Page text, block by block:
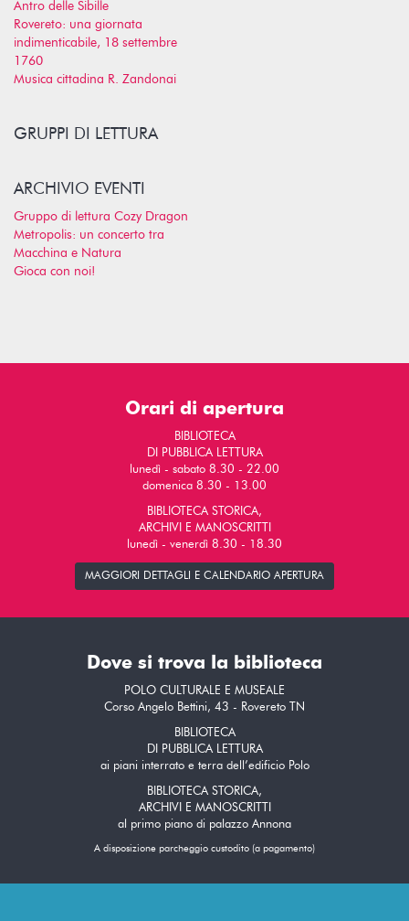
Antro delle Sibille
Rovereto: una giornata
indimenticabile, 18 settembre
1760
Musica cittadina R. Zandonai
GRUPPI DI LETTURA
ARCHIVIO EVENTI
Gruppo di lettura Cozy Dragon
Metropolis: un concerto tra
Macchina e Natura
Gioca con noi!
Orari di apertura
BIBLIOTECA
DI PUBBLICA LETTURA
lunedì - sabato 8.30 - 22.00
domenica 8.30 - 13.00
BIBLIOTECA STORICA,
ARCHIVI E MANOSCRITTI
lunedì - venerdì 8.30 - 18.30
MAGGIORI DETTAGLI E CALENDARIO APERTURA
Dove si trova la biblioteca
POLO CULTURALE E MUSEALE
Corso Angelo Bettini, 43 - Rovereto TN
BIBLIOTECA
DI PUBBLICA LETTURA
ai piani interrato e terra dell’edificio Polo
BIBLIOTECA STORICA,
ARCHIVI E MANOSCRITTI
al primo piano di palazzo Annona
A disposizione parcheggio custodito (a pagamento)